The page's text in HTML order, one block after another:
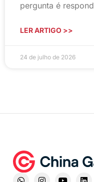
pergunta é
LER ARTIGO >>
24 de julho de 2026